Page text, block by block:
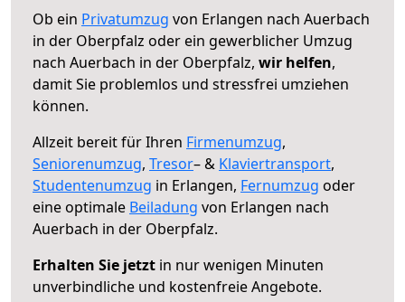
Ob ein Privatumzug von Erlangen nach Auerbach
in der Oberpfalz oder ein gewerblicher Umzug
nach Auerbach in der Oberpfalz, wir helfen,
damit Sie problemlos und stressfrei umziehen
können.
Allzeit bereit für Ihren Firmenumzug,
Seniorenumzug, Tresor– & Klaviertransport,
Studentenumzug in Erlangen, Fernumzug oder
eine optimale Beiladung von Erlangen nach
Auerbach in der Oberpfalz.
Erhalten Sie jetzt in nur wenigen Minuten
unverbindliche und kostenfreie Angebote.